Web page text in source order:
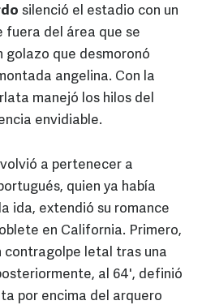
silenció el estadio con un
fuera del área que se
golazo que desmoronó
angelina. Con la
manejó los hilos del
envidiable.
a pertenecer a
quien ya había
ida, extendió su romance
en California. Primero,
contragolpe letal tras una
al 64', definió
por encima del arquero